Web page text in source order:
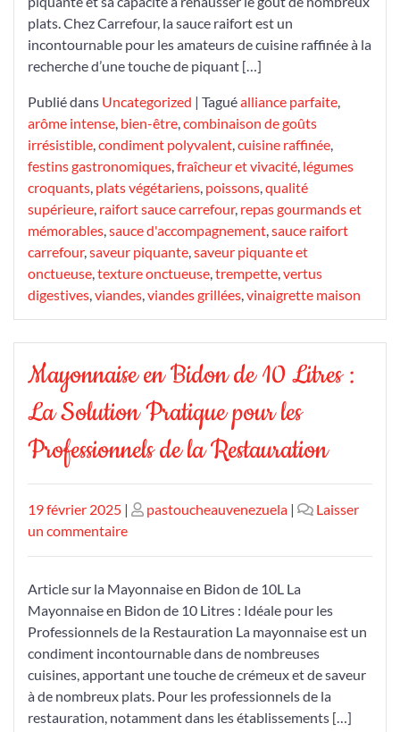
plats. Chez Carrefour, la sauce raifort est un
incontournable pour les amateurs de cuisine raffinée à la
recherche d’une touche de piquant […]
Publié dans Uncategorized | Taguéalliance parfaite,
arôme intense, bien-être,combinaison de goûts
irrésistible,condiment polyvalent,cuisine raffinée,
festins gastronomiques,fraîcheur et vivacité, légumes
croquants, plats végétariens, poissons,qualité
supérieure, raifort sauce carrefour, repas gourmands et
mémorables,sauce d'accompagnement,sauce raifort
carrefour,saveur piquante,saveur piquante et
onctueuse,texture onctueuse,trempette,vertus
digestives,viandes,viandes grillées,vinaigrette maison
Mayonnaise en Bidon de 10 Litres :
La Solution Pratique pour les
Professionnels de la Restauration
Publié
le
19 février 2025 | Publié
pastoucheauvenezuela |
Laisser
un commentairesur
Bidon
de
10
Litres
:
La
Solution
Article sur la Mayonnaise en Bidon de 10L La
Mayonnaise en Bidon de 10 Litres : Idéale pour les
Professionnels de la Restauration La mayonnaise est un
condiment incontournable dans de nombreuses
cuisines, apportant une touche de crémeux et de saveur
à de nombreux plats. Pour les professionnels de la
restauration, notamment dans les établissements […]